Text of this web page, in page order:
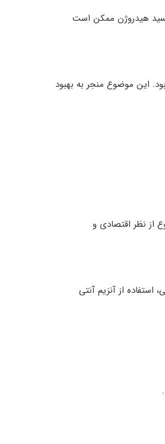
هیدروژن ممکن است
این موضوع منجر به بهبود
نظر اقتصادی و
از آنزیم آنتی